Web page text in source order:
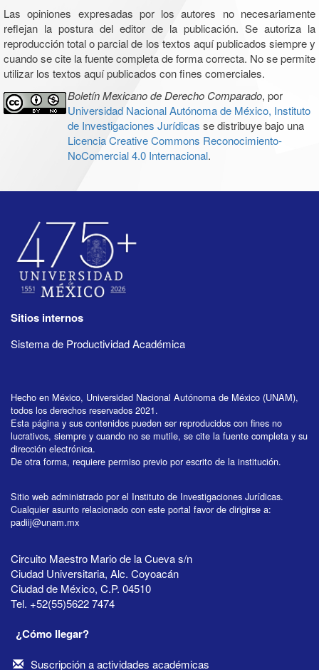
Las opiniones expresadas por los autores no necesariamente
reflejan la postura del editor de la publicación. Se autoriza la
reproducción total o parcial de los textos aquí publicados siempre y
cuando se cite la fuente completa de forma correcta. No se permite
utilizar los textos aquí publicados con fines comerciales.
Boletín Mexicano de Derecho Comparado, por
Universidad Nacional Autónoma de México, Instituto
de Investigaciones Jurídicas se distribuye bajo una
Licencia Creative Commons Reconocimiento-
NoComercial 4.0 Internacional.
Sitios internos
Sistema de Productividad Académica
Hecho en México, Universidad Nacional Autónoma de México (UNAM),
todos los derechos reservados 2021.
Esta página y sus contenidos pueden ser reproducidos con fines no
lucrativos, siempre y cuando no se mutile, se cite la fuente completa y su
dirección electrónica.
De otra forma, requiere permiso previo por escrito de la institución.
Sitio web administrado por el Instituto de Investigaciones Jurídicas.
Cualquier asunto relacionado con este portal favor de dirigirse a:
padiij@unam.mx
Circuito Maestro Mario de la Cueva s/n
Ciudad Universitaria, Alc. Coyoacán
Ciudad de México, C.P. 04510
Tel. +52(55)5622 7474
¿Cómo llegar?
Suscripción a actividades académicas